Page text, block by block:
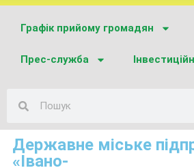
Графік прийому громадян
Прес-служба
Державне міське
«Івано-